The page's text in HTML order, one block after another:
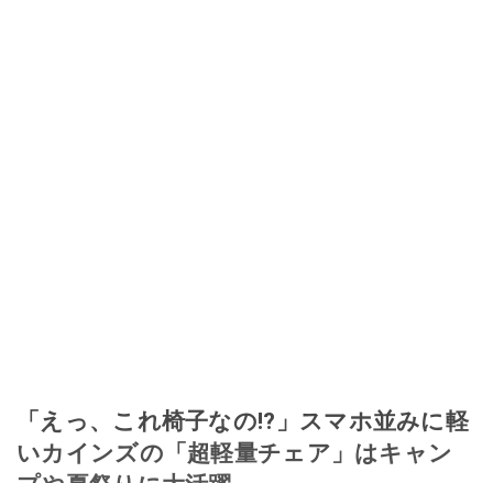
「えっ、これ椅子なの!?」スマホ並みに軽
いカインズの「超軽量チェア」はキャン